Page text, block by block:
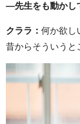
―先生をも動かし
クララ： 何か欲し
昔からそういうと